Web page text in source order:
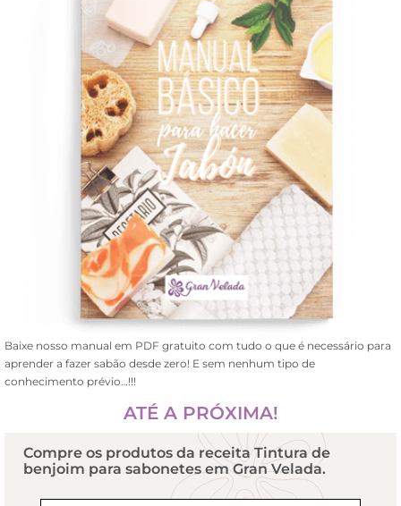
Baixe nosso manual em PDF gratuito com tudo o que é necessário para
aprender a fazer sabão desde zero! E sem nenhum tipo de
conhecimento prévio…!!!
ATÉ A PRÓXIMA!
Compre os produtos da receita Tintura de
benjoim para sabonetes em Gran Velada.